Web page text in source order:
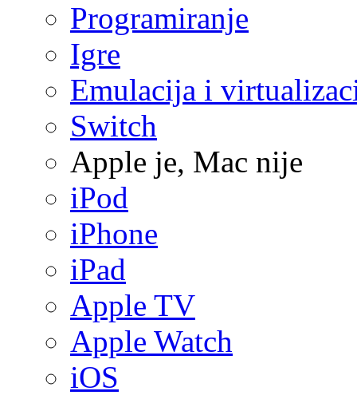
Programiranje
Igre
Emulacija i
Switch
Apple je, Mac nije
iPod
iPhone
iPad
Apple TV
Apple Watch
iOS